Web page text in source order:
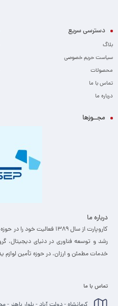
دسترسی سریع
بلاگ
سیاست حریم خصوصی
محصولات
تماس با ما
درباره ما
مجــوزها
درباره ما
کاروپارت از سال ۱۳۸۹
خدمات مطمئن و ارزان، ­در حوزه تأمین لوازم
تماس با ما